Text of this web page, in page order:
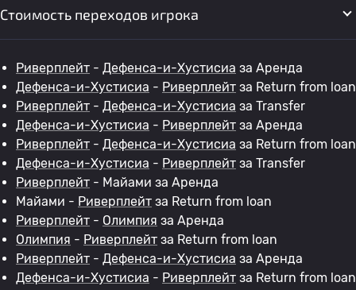
Стоимость переходов игрока
Риверплейт - Дефенса-и-Хустисиа за Аренда
Дефенса-и-Хустисиа - Риверплейт за Return from loan
Риверплейт - Дефенса-и-Хустисиа за Transfer
Дефенса-и-Хустисиа - Риверплейт за Аренда
Риверплейт - Дефенса-и-Хустисиа за Return from loan
Дефенса-и-Хустисиа - Риверплейт за Transfer
Риверплейт - Майами за Аренда
Майами - Риверплейт за Return from loan
Риверплейт - Олимпия за Аренда
Олимпия - Риверплейт за Return from loan
Риверплейт - Дефенса-и-Хустисиа за Аренда
Дефенса-и-Хустисиа - Риверплейт за Return from loan